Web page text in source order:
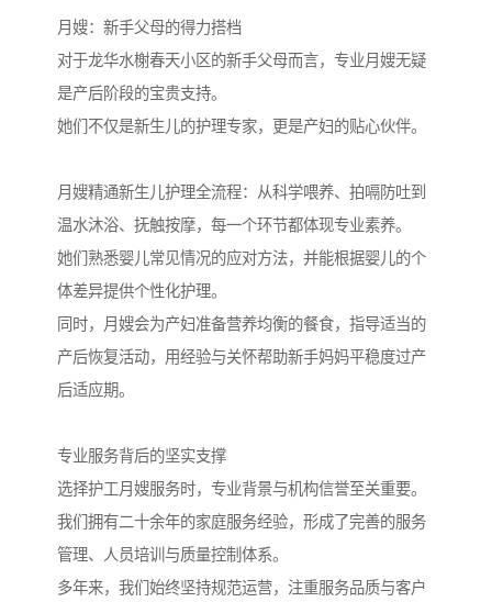
月嫂：新手父母的得力搭档
对于龙华水榭春天小区的新手父母而言，专业月嫂无疑
是产后阶段的宝贵支持。
她们不仅是新生儿的护理专家，更是产妇的贴心伙伴。
月嫂精通新生儿护理全流程：从科学喂养、拍嗝防吐到
温水沐浴、抚触按摩，每一个环节都体现专业素养。
她们熟悉婴儿常见情况的应对方法，并能根据婴儿的个
体差异提供个性化护理。
同时，月嫂会为产妇准备营养均衡的餐食，指导适当的
产后恢复活动，用经验与关怀帮助新手妈妈平稳度过产
后适应期。
专业服务背后的坚实支撑
选择护工月嫂服务时，专业背景与机构信誉至关重要。
我们拥有二十余年的家庭服务经验，形成了完善的服务
管理、人员培训与质量控制体系。
多年来，我们始终坚持规范运营，注重服务品质与客户